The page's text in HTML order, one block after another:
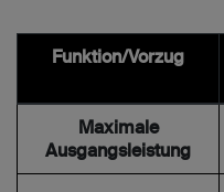
Funktion/Vorzug
Maximale
Ausgangsleistung